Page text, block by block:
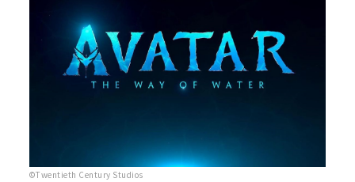
©Twentieth Century Studios